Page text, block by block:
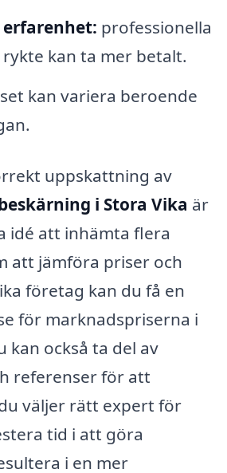
erfarenhet: professionella
kan ta mer betalt.
kan variera beroende
uppskattning av
i Stora Vika är
idé att inhämta flera
att jämföra priser och
företag kan du få en
för marknadspriserna i
kan också ta del av
referenser för att
väljer rätt expert för
tid i att göra
i en mer